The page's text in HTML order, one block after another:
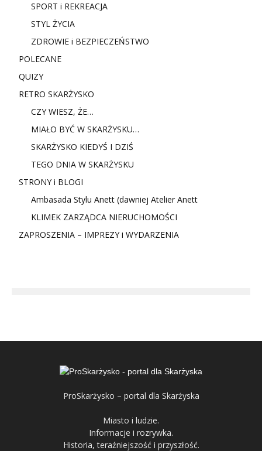
SPORT i REKREACJA
STYL ŻYCIA
ZDROWIE i BEZPIECZEŃSTWO
POLECANE
QUIZY
RETRO SKARŻYSKO
CZY WIESZ, ŻE…
MIAŁO BYĆ W SKARŻYSKU…
SKARŻYSKO KIEDYŚ I DZIŚ
TEGO DNIA W SKARŻYSKU
STRONY i BLOGI
Ambasada Stylu Anett (dawniej Atelier Anett
KLIMEK ZARZĄDCA NIERUCHOMOŚCI
ZAPROSZENIA – IMPREZY i WYDARZENIA
ProSkarżysko – portal dla Skarżyska
Miasto i ludzie.
Informacje i rozrywka.
Historia, teraźniejszość i przyszłość.